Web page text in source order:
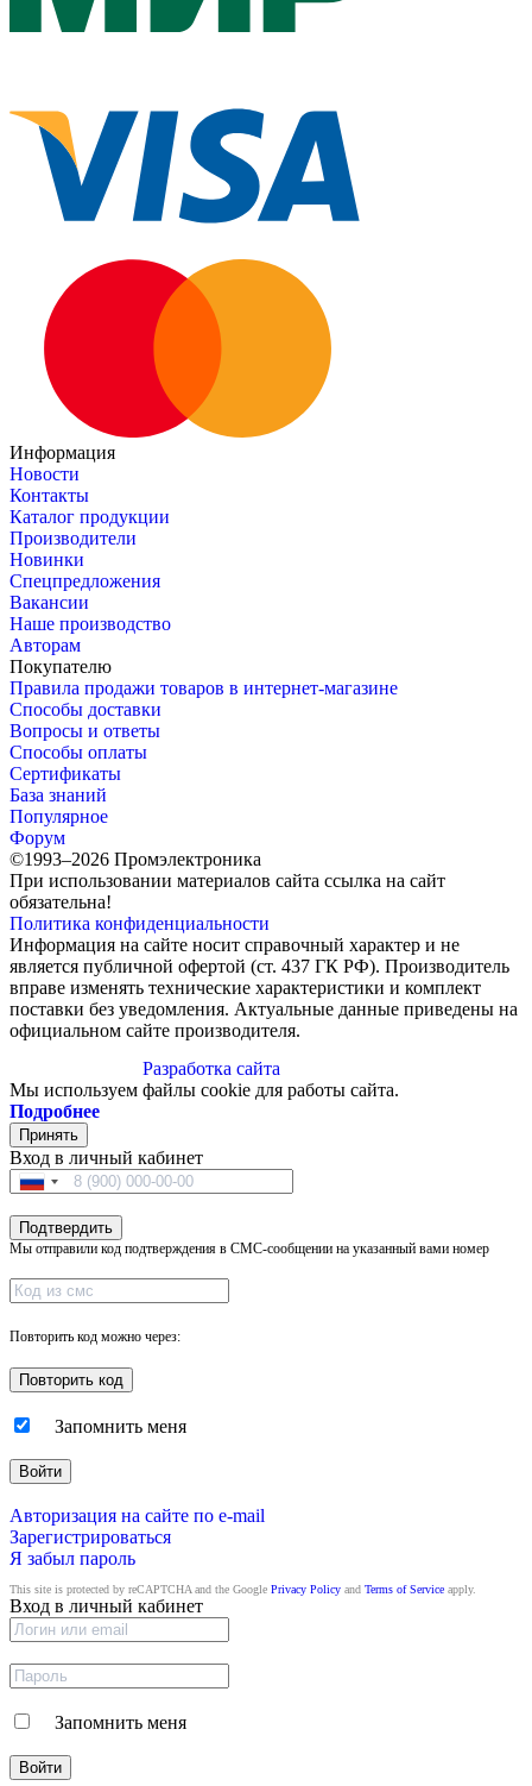
Информация
Новости
Контакты
Каталог продукции
Производители
Новинки
Спецпредложения
Вакансии
Наше производство
Авторам
Покупателю
Правила продажи товаров в интернет-магазине
Способы доставки
Вопросы и ответы
Способы оплаты
Сертификаты
База знаний
Популярное
Форум
©1993–2026 Промэлектроника
При использовании материалов сайта ссылка на сайт
обязательна!
Политика конфиденциальности
Информация на сайте носит справочный характер и не
является публичной офертой (ст. 437 ГК РФ). Производитель
вправе изменять технические характеристики и комплект
поставки без уведомления. Актуальные данные приведены на
официальном сайте производителя.
Разработка сайта
Мы используем файлы cookie для работы сайта.
Подробнее
Принять
Вход в личный кабинет
Подтвердить
Мы отправили код подтверждения в СМС-сообщении на указанный вами номер
Повторить код можно через:
Запомнить меня
Войти
Авторизация на сайте по e-mail
Зарегистрироваться
Я забыл пароль
This site is protected by reCAPTCHA and the Google Privacy Policy and Terms of Service apply.
Вход в личный кабинет
Запомнить меня